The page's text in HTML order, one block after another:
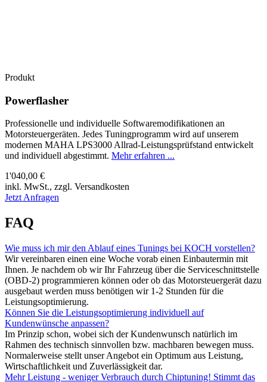
Produkt
Powerflasher
Professionelle und individuelle Softwaremodifikationen an
Motorsteuergeräten. Jedes Tuningprogramm wird auf unserem
modernen MAHA LPS3000 Allrad-Leistungsprüfstand entwickelt
und individuell abgestimmt. Mehr erfahren ...
1'040,00 €
inkl. MwSt., zzgl. Versandkosten
Jetzt Anfragen
FAQ
Wie muss ich mir den Ablauf eines Tunings bei KOCH vorstellen?
Wir vereinbaren einen eine Woche vorab einen Einbautermin mit
Ihnen. Je nachdem ob wir Ihr Fahrzeug über die Serviceschnittstelle
(OBD-2) programmieren können oder ob das Motorsteuergerät dazu
ausgebaut werden muss benötigen wir 1-2 Stunden für die
Leistungsoptimierung.
Können Sie die Leistungsoptimierung individuell auf
Kundenwünsche anpassen?
Im Prinzip schon, wobei sich der Kundenwunsch natürlich im
Rahmen des technisch sinnvollen bzw. machbaren bewegen muss.
Normalerweise stellt unser Angebot ein Optimum aus Leistung,
Wirtschaftlichkeit und Zuverlässigkeit dar.
Mehr Leistung - weniger Verbrauch durch Chiptuning! Stimmt das